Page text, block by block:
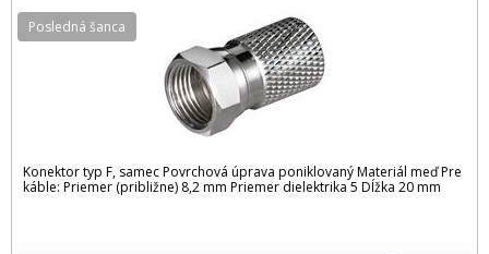
Konektor typ F, samec Povrchová úprava poniklovaný Materiál meď Pre
káble: Priemer (približne) 8,2 mm Priemer dielektrika 5 Dĺžka 20 mm
Posledná šanca